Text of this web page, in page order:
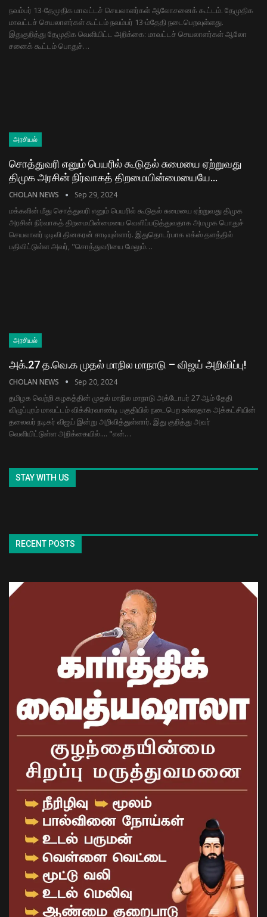
நவம்பர் 13-தேமுதிக மாவட்டச் செயலாளர்கள் ஆலோசனைக் கூட்டம். தே​மு​திக
மாவட்​டச் செய​லா​ளர்​கள் கூட்​டம் நவம்பர் 13-ம்தேதி நடை​பெறவுள்ளது.
இதுகுறித்து தே​மு​திக வெளி​யிட்ட அறிக்​கை: மாவட்​டச் செய​லா​ளர்​கள் ஆலோ​
சனைக் கூட்​டம் பொதுச்…
அரசியல்
சொத்துவரி எனும் பெயரில் கூடுதல் சுமையை ஏற்றுவது
திமுக அரசின் நிர்வாகத் திறமையின்மையையே…
CHOLAN NEWS Sep 29, 2024
மக்களின் மீது சொத்துவரி எனும் பெயரில் கூடுதல் சுமையை ஏற்றுவது திமுக
அரசின் நிர்வாகத் திறமையின்மையை வெளிப்படுத்துவதாக அமமுக பொதுச்
செயலாளர் டிடிவி தினகரன் சாடியுள்ளார். இதுதொடர்பாக எக்ஸ் தளத்தில்
பதிவிட்டுள்ள அவர், "சொத்துவரியை மேலும்…
அரசியல்
அக்.27 த.வெ.க முதல் மாநில மாநாடு – விஜய் அறிவிப்பு!
CHOLAN NEWS Sep 20, 2024
தமிழக வெற்றி கழகத்தின் முதல் மாநில மாநாடு அக்டோபர் 27 ஆம் தேதி
விழுப்புரம் மாவட்டம் விக்கிரவாண்டி பகுதியில் நடைபெற உள்ளதாக அக்கட்சியின்
தலைவர் நடிகர் விஜய் இன்று அறிவித்துள்ளார். இது குறித்து அவர்
வெளியிட்டுள்ள அறிக்கையில்.... "என்…
STAY WITH US
RECENT POSTS